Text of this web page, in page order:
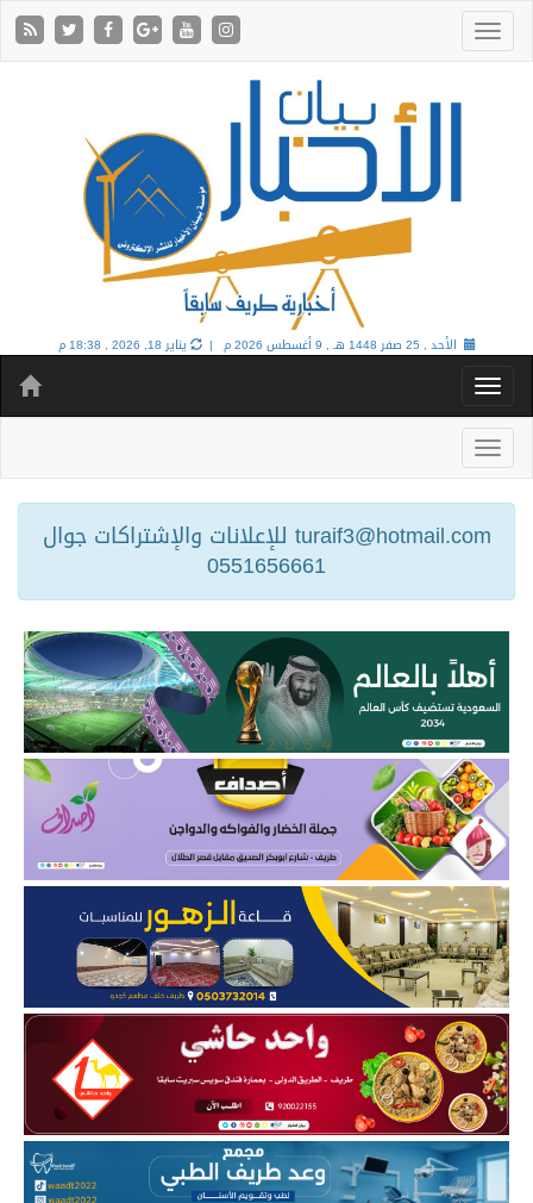
الأحد , 25 صفر 1448 هـ , 9 أغسطس 2026 م | يناير 18, 2026 , 18:38 م
turaif3@hotmail.com للإعلانات والإشتراكات جوال
0551656661